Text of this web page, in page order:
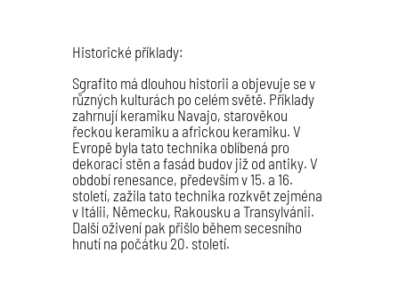
Historické příklady:
Sgrafito má dlouhou historii a objevuje se v
různých kulturách po celém světě. Příklady
zahrnují keramiku Navajo, starověkou
řeckou keramiku a africkou keramiku. V
Evropě byla tato technika oblíbená pro
dekoraci stěn a fasád budov již od antiky. V
období renesance, především v 15. a 16.
století, zažila tato technika rozkvět zejména
v Itálii, Německu, Rakousku a Transylvánii.
Další oživení pak přišlo během secesního
hnutí na počátku 20. století.